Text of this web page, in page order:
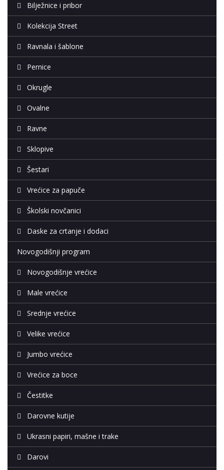
Bilježnice i pribor
Kolekcija Street
Ravnala i šablone
Pernice
Okrugle
Ovalne
Ravne
Sklopive
Šestari
Vrećice za papuče
Školski novčanici
Daske za crtanje i dodaci
Novogodišnji program
Novogodišnje vrećice
Male vrećice
Srednje vrećice
Velike vrećice
Jumbo vrećice
Vrećice za boce
Čestitke
Darovne kutije
Ukrasni papiri, mašne i trake
Darovi